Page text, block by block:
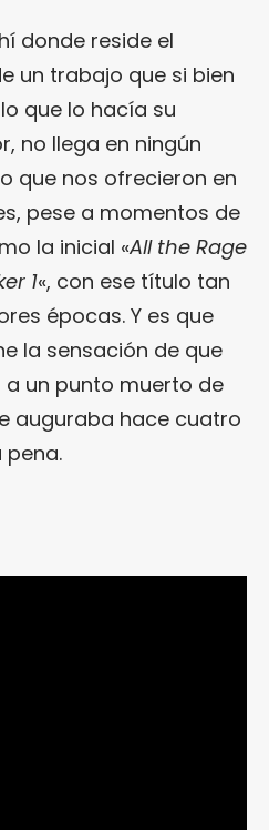
donde reside el
un trabajo que si bien
que lo hacía su
no llega en ningún
que nos ofrecieron en
pese a momentos de
la inicial «All the Rage
1«, con ese título tan
épocas. Y es que
la sensación de que
a un punto muerto de
auguraba hace cuatro
pena.